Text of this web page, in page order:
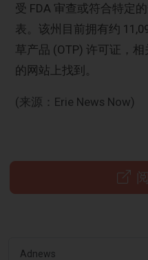
受 FDA 审查或符合特定
表。该州目前拥有约
草产品 (OTP) 许可证，
的网站上找到。
(来源：Erie News Now)
Adnews